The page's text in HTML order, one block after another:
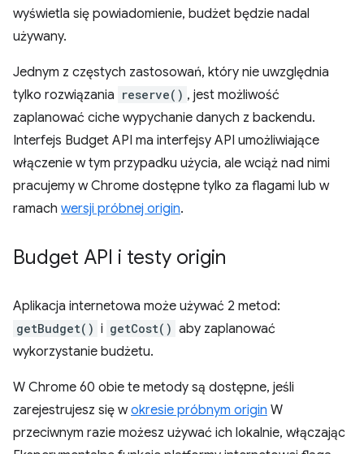
wyświetla się powiadomienie, budżet będzie nadal
używany.
Jednym z częstych zastosowań, który nie uwzględnia
tylko rozwiązania reserve() , jest możliwość
zaplanować ciche wypychanie danych z backendu.
Interfejs Budget API ma interfejsy API umożliwiające
włączenie w tym przypadku użycia, ale wciąż nad nimi
pracujemy w Chrome dostępne tylko za flagami lub w
ramach wersji próbnej origin.
Budget API i testy origin
Aplikacja internetowa może używać 2 metod:
getBudget() i getCost() aby zaplanować
wykorzystanie budżetu.
W Chrome 60 obie te metody są dostępne, jeśli
zarejestrujesz się wokresie próbnym origin W
przeciwnym razie możesz używać ich lokalnie, włączając